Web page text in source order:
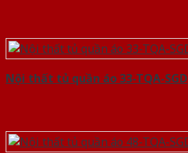
Nội thất tủ quần áo 33-TQA-SGD